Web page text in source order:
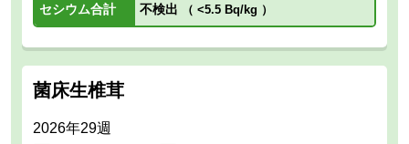
セシウム合計 不検出 （ <5.5 Bq/kg ）
菌床生椎茸
2026年29週